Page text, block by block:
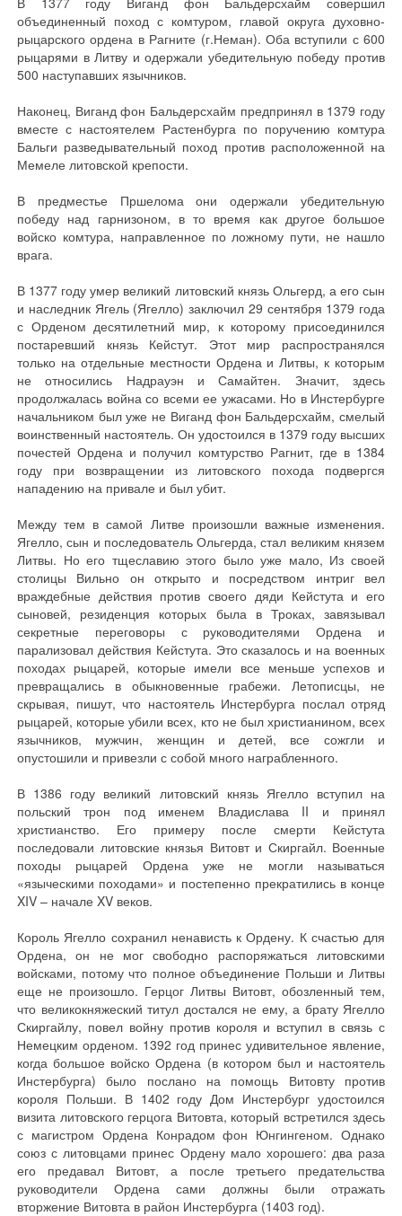
объединенный поход с комтуром, главой округа духовно-
рыцарского ордена в Рагните (г.Неман). Оба вступили с 600
рыцарями в Литву и одержали убедительную победу против
500 наступавших язычников.
Наконец, Виганд фон Бальдерсхайм предпринял в 1379 году
вместе с настоятелем Растенбурга по поручению комтура
Бальги разведывательный поход против расположенной на
Мемеле литовской крепости.
В предместье Пршелома они одержали убедительную
победу над гарнизоном, в то время как другое большое
войско комтура, направленное по ложному пути, не нашло
врага.
В 1377 году умер великий литовский князь Ольгерд, а его сын
и наследник Ягель (Ягелло) заключил 29 сентября 1379 года
с Орденом десятилетний мир, к которому присоединился
постаревший князь Кейстут. Этот мир распространялся
только на отдельные местности Ордена и Литвы, к которым
не относились Надрауэн и Самайтен. Значит, здесь
продолжалась война со всеми ее ужасами. Но в Инстербурге
начальником был уже не Виганд фон Бальдерсхайм, смелый
воинственный настоятель. Он удостоился в 1379 году высших
почестей Ордена и получил комтурство Рагнит, где в 1384
году при возвращении из литовского похода подвергся
нападению на привале и был убит.
Между тем в самой Литве произошли важные изменения.
Ягелло, сын и последователь Ольгерда, стал великим князем
Литвы. Но его тщеславию этого было уже мало, Из своей
столицы Вильно он открыто и посредством интриг вел
враждебные действия против своего дяди Кейстута и его
сыновей, резиденция которых была в Троках, завязывал
секретные переговоры с руководителями Ордена и
парализовал действия Кейстута. Это сказалось и на военных
походах рыцарей, которые имели все меньше успехов и
превращались в обыкновенные грабежи. Летописцы, не
скрывая, пишут, что настоятель Инстербурга послал отряд
рыцарей, которые убили всех, кто не был христианином, всех
язычников, мужчин, женщин и детей, все сожгли и
опустошили и привезли с собой много награбленного.
В 1386 году великий литовский князь Ягелло вступил на
польский трон под именем Владислава II и принял
христианство. Его примеру после смерти Кейстута
последовали литовские князья Витовт и Скиргайл. Военные
походы рыцарей Ордена уже не могли называться
«языческими походами» и постепенно прекратились в конце
XIV – начале XV веков.
Король Ягелло сохранил ненависть к Ордену. К счастью для
Ордена, он не мог свободно распоряжаться литовскими
войсками, потому что полное объединение Польши и Литвы
еще не произошло. Герцог Литвы Витовт, обозленный тем,
что великокняжеский титул достался не ему, а брату Ягелло
Скиргайлу, повел войну против короля и вступил в связь с
Немецким орденом. 1392 год принес удивительное явление,
когда большое войско Ордена (в котором был и настоятель
Инстербурга) было послано на помощь Витовту против
короля Польши. В 1402 году Дом Инстербург удостоился
визита литовского герцога Витовта, который встретился здесь
с магистром Ордена Конрадом фон Юнгингеном. Однако
союз с литовцами принес Ордену мало хорошего: два раза
его предавал Витовт, а после третьего предательства
руководители Ордена сами должны были отражать
вторжение Витовта в район Инстербурга (1403 год).